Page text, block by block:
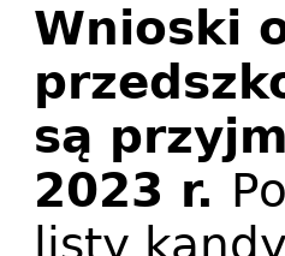
Wnioski
są
2023 r.
listy